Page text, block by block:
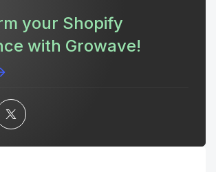
your Shopify
with Growave!